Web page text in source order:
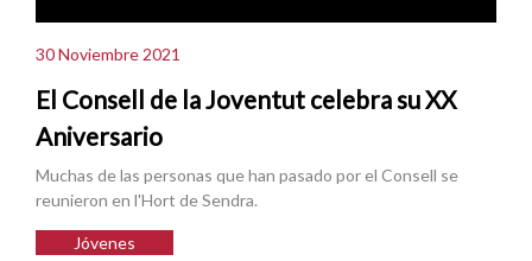
30 Noviembre 2021
El Consell de la Joventut celebra su XX
Aniversario
Muchas de las personas que han pasado por el Consell se
reunieron en l'Hort de Sendra.
Jóvenes